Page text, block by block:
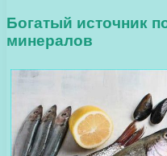
Богатый источник
минералов